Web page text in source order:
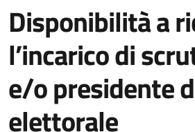
Disponibilità a
l’incarico di
e/o presidente
elettorale